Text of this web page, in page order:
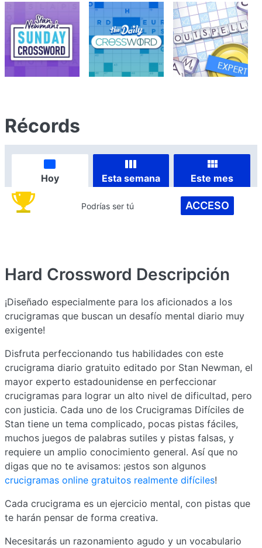
Récords
Hoy Esta semana Este mes
Podrías ser tú ACCESO
Hard Crossword Descripción
¡Diseñado especialmente para los aficionados a los
crucigramas que buscan un desafío mental diario muy
exigente!
Disfruta perfeccionando tus habilidades con este
crucigrama diario gratuito editado por Stan Newman, el
mayor experto estadounidense en perfeccionar
crucigramas para lograr un alto nivel de dificultad, pero
con justicia. Cada uno de los Crucigramas Difíciles de
Stan tiene un tema complicado, pocas pistas fáciles,
muchos juegos de palabras sutiles y pistas falsas, y
requiere un amplio conocimiento general. Así que no
digas que no te avisamos: ¡estos son algunos
crucigramas online gratuitos realmente difíciles!
Cada crucigrama es un ejercicio mental, con pistas que
te harán pensar de forma creativa.
Necesitarás un razonamiento agudo y un vocabulario